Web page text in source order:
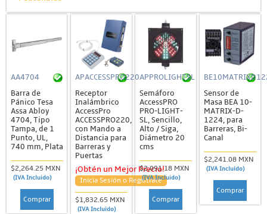
AA4704
Barra de
Pánico Tesa
Assa Abloy
4704, Tipo
Tampa, de 1
Punto, UL,
740 mm, Plata
$2,264.25 MXN
(IVA Incluido)
Comprar
APACCESSPRO220
Receptor
Inalámbrico
AccessPro
ACCESSPRO220,
con Mando a
Distancia para
Barreras y
Puertas
¡Obtén un Mejor Precio!
Inicia Sesión o Regístrate
$1,832.65 MXN
(IVA Incluido)
APPROLIGHTSL
Semáforo
AccessPRO
PRO-LIGHT-
SL, Sencillo,
Alto / Siga,
Diámetro 20
cms
$2,091.18 MXN
(IVA Incluido)
Comprar
Sensor de
Masa BEA 10-
MATRIX-D-
1224, para
Barreras, Bi-
Canal
$2,241.08 MXN
(IVA Incluido)
Comprar